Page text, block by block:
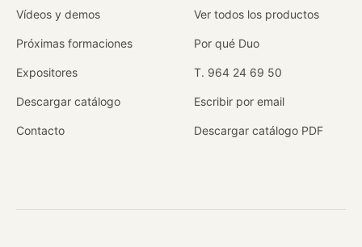
Vídeos y demos
Próximas formaciones
Expositores
Descargar catálogo
Contacto
Ver todos los productos
Por qué Duo
T. 964 24 69 50
Escribir por email
Descargar catálogo PDF